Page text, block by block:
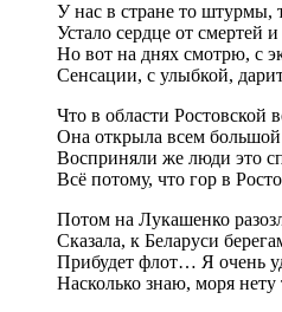
У нас в стране то штурмы,
Устало сердце от смертей
Но вот на днях смотрю, с
Сенсации, с улыбкой,
Что в области Ростовской
Она открыла всем большой
Восприняли же люди это
Всё потому, что гор в
Потом на Лукашенко
Сказала, к Беларуси
Прибудет флот… Я очень
Насколько знаю, моря